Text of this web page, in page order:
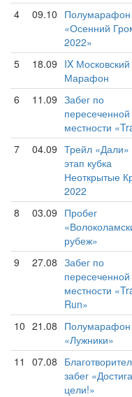
4 09.10 Полумарафон
«Осенний
2022»
5 18.09 IX Московский
Марафон
6 11.09 Забег по
пересеченной
местности
7 04.09 Трейл
этап кубка
Неоткрытые
2022
8 03.09 Пробег
рубеж»
9 27.08 Забег по
пересеченной
местности
Run»
10 21.08 Полумарафон
«Лужники»
11 07.08
забег
цели!»